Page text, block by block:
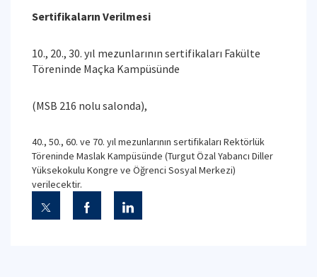
Sertifikaların Verilmesi
10., 20., 30. yıl mezunlarının sertifikaları Fakülte
Töreninde Maçka Kampüsünde
(MSB 216 nolu salonda),
40., 50., 60. ve 70. yıl mezunlarının sertifikaları Rektörlük
Töreninde Maslak Kampüsünde (Turgut Özal Yabancı Diller
Yüksekokulu Kongre ve Öğrenci Sosyal Merkezi)
verilecektir.